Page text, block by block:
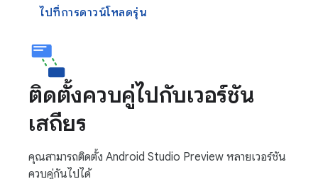
ไปที่การดาวน์โหลดรุ่น
ติดตั้งควบคู่ไปกับเวอร์ชัน
เสถียร
คุณสามารถติดตั้ง Android Studio Preview หลายเวอร์ชัน
ควบคู่กันไปได้